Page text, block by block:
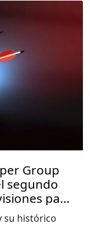
Group
segundo
para
su histórico